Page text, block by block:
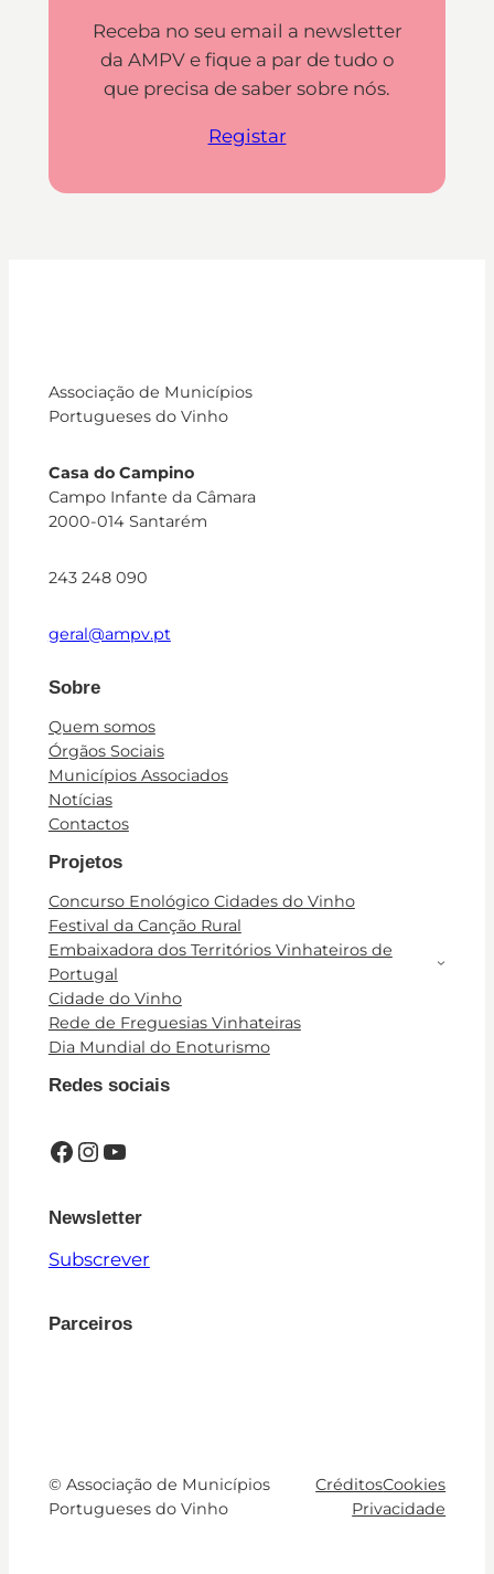
Receba no seu email a newsletter
da AMPV e fique a par de tudo o
que precisa de saber sobre nós.
Registar
Associação de Municípios
Portugueses do Vinho
Casa do Campino
Campo Infante da Câmara
2000-014 Santarém
243 248 090
geral@ampv.pt
Sobre
Quem somos
Órgãos Sociais
Municípios Associados
Notícias
Contactos
Projetos
Concurso Enológico Cidades do Vinho
Festival da Canção Rural
Embaixadora dos Territórios Vinhateiros de
Portugal
Cidade do Vinho
Rede de Freguesias Vinhateiras
Dia Mundial do Enoturismo
Redes sociais
Facebook InstagramYouTube
Newsletter
Subscrever
Parceiros
© Associação de Municípios
Portugueses do Vinho
CréditosCookies
Privacidade